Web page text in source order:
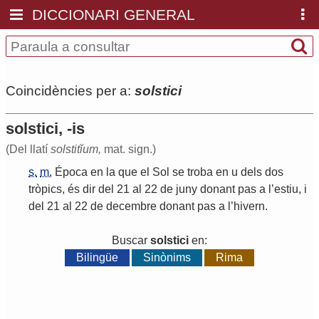
DICCIONARI GENERAL
Coincidències per a: solstici
solstici, -is
(Del llatí solstitĭum, mat. sign.)
s. m. Época en la que el Sol se troba en u dels dos
tròpics, és dir del 21 al 22 de juny donant pas a ’estiu, i
del 21 al 22 de decembre donant pas a ’hivern.
Buscar solstici en:
Bilingüe
Sinònims Rima